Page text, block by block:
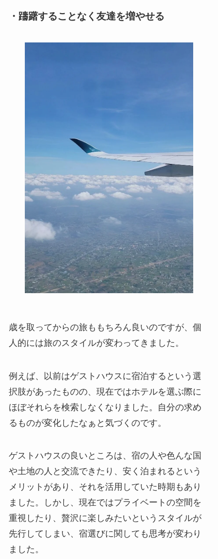
・躊躇することなく友達を増やせる
歳を取ってからの旅ももちろん良いのですが、個
人的には旅のスタイルが変わってきました。
例えば、以前はゲストハウスに宿泊するという選
択肢があったものの、現在ではホテルを選ぶ際に
ほぼそれらを検索しなくなりました。自分の求め
るものが変化したなぁと気づくのです。
ゲストハウスの良いところは、宿の人や色んな国
や土地の人と交流できたり、安く泊まれるという
メリットがあり、それを活用していた時期もあり
ました。しかし、現在ではプライベートの空間を
重視したり、贅沢に楽しみたいというスタイルが
先行してしまい、宿選びに関しても思考が変わり
ました。